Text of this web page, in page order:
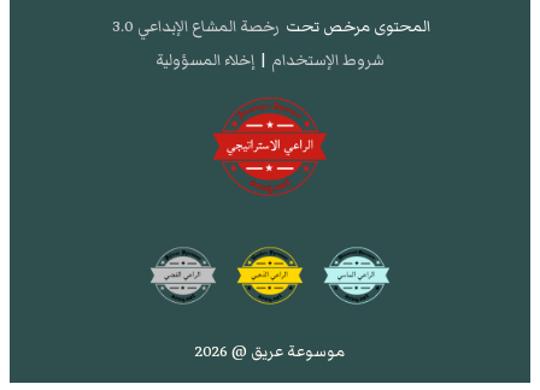
المحتوى مرخص تحت رخصة المشاع الإبداعي 3.0
شروط الإستخدام | إخلاء المسؤولية
موسوعة عريق @ 2026